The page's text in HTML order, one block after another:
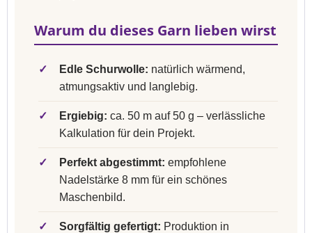
Warum du dieses Garn lieben wirst
✓ Edle Schurwolle: natürlich wärmend,
atmungsaktiv und langlebig.
✓ Ergiebig: ca. 50 m auf 50 g – verlässliche
Kalkulation für dein Projekt.
✓ Perfekt abgestimmt: empfohlene
Nadelstärke 8 mm für ein schönes
Maschenbild.
✓ Sorgfältig gefertigt: Produktion in